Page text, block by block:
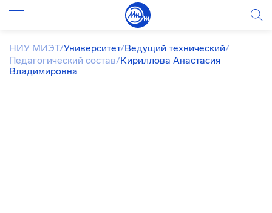
НИУ МИЭТ/Университет/Ведущий технический/
Педагогический состав/Кириллова Анастасия
Владимировна